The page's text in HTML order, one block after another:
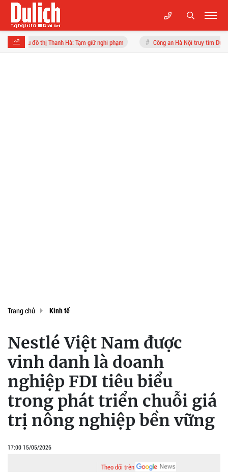
Hà: Tạm giữ nghi phạm Công an Hà Nội truy tìm Dương Thị Quỳnh Tâm
Trang chủ Kinh tế
Nestlé Việt Nam được
vinh danh là doanh
nghiệp FDI tiêu biểu
trong phát triển chuỗi giá
trị nông nghiệp bền vững
17:00 15/05/2026
Theo dõi trên